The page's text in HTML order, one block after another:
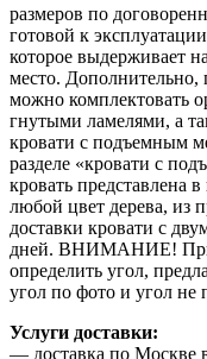
размеров по
готовой к
которое выдерживает
место. Дополнительно,
можно комплектовать
гнутыми ламелями, а
кровати с подъемным
разделе «кровати с
кровать представлена
любой цвет дерева, из
доставки кровати с
дней. ВНИМАНИЕ! При
определить угол,
угол по фото и угол не
Услуги доставки:
— доставка по Москве